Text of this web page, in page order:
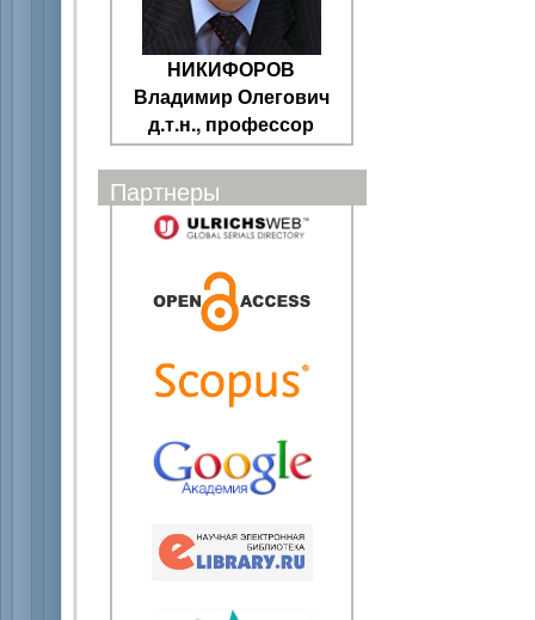
НИКИФОРОВ
Владимир Олегович
д.т.н., профессор
Партнеры